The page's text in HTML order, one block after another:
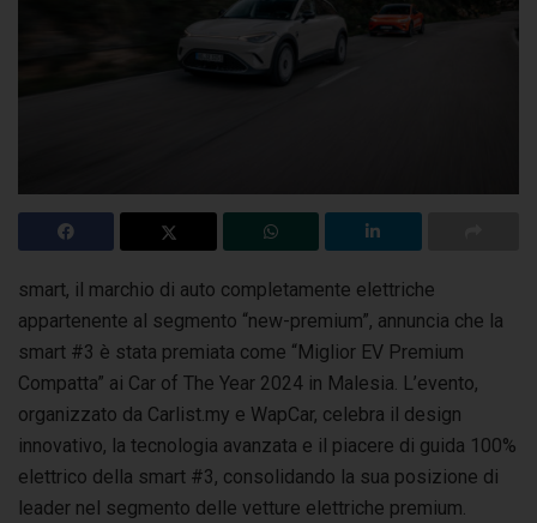
smart, il marchio di auto completamente elettriche
appartenente al segmento “new-premium”, annuncia che la
smart #3 è stata premiata come “Miglior EV Premium
Compatta” ai Car of The Year 2024 in Malesia. L’evento,
organizzato da Carlist.my e WapCar, celebra il design
innovativo, la tecnologia avanzata e il piacere di guida 100%
elettrico della smart #3, consolidando la sua posizione di
leader nel segmento delle vetture elettriche premium.